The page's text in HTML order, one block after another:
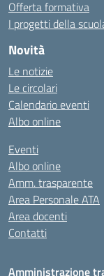
Offerta formativa
I progetti della
Novità
Le notizie
Le circolari
Calendario eventi
Albo online
Eventi
Albo online
Amm. trasparente
Area Personale ATA
Area docenti
Contatti
Amministrazione